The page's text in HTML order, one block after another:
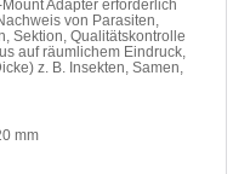
Adapter erforderlich
von Parasiten,
Sektion, Qualitätskontrolle
auf räumlichem Eindruck,
z. B. Insekten, Samen,
mm